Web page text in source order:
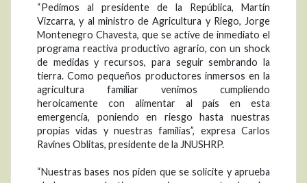
“Pedimos al presidente de la República, Martín
Vizcarra, y al ministro de Agricultura y Riego, Jorge
Montenegro Chavesta, que se active de inmediato el
programa reactiva productivo agrario, con un shock
de medidas y recursos, para seguir sembrando la
tierra. Como pequeños productores inmersos en la
agricultura familiar venimos cumpliendo
heroicamente con alimentar al país en esta
emergencia, poniendo en riesgo hasta nuestras
propias vidas y nuestras familias”, expresa Carlos
Ravines Oblitas, presidente de la JNUSHRP.
“Nuestras bases nos piden que se solicite y aprueba